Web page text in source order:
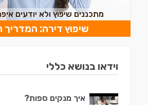
מתכננים שיפוץ ולא יודעים
שיפוץ דירה:
וידאו בנושא כללי
איך מנקים ספות?